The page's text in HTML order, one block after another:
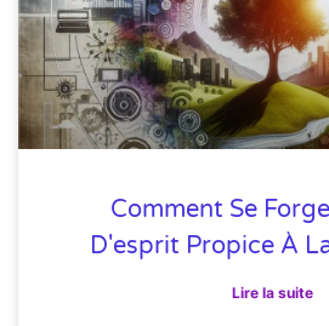
Comment Se
D'esprit Propice À
Lire la suite